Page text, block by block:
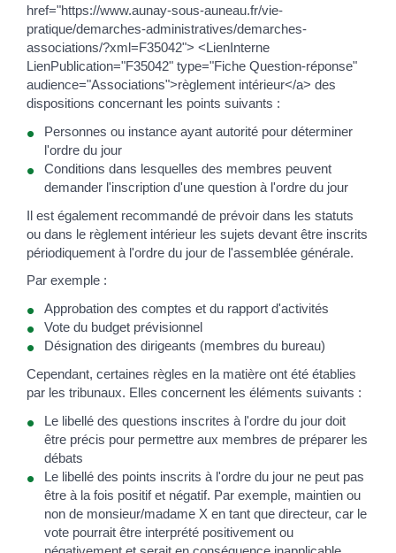
href="https://www.aunay-sous-auneau.fr/vie-
pratique/demarches-administratives/demarches-
associations/?xml=F35042"> <LienInterne
LienPublication="F35042" type="Fiche Question-réponse"
audience="Associations">règlement intérieur</a> des
dispositions concernant les points suivants :
Personnes ou instance ayant autorité pour déterminer
l'ordre du jour
Conditions dans lesquelles des membres peuvent
demander l'inscription d'une question à l'ordre du jour
Il est également recommandé de prévoir dans les statuts
ou dans le règlement intérieur les sujets devant être inscrits
périodiquement à l'ordre du jour de l'assemblée générale.
Par exemple :
Approbation des comptes et du rapport d'activités
Vote du budget prévisionnel
Désignation des dirigeants (membres du bureau)
Cependant, certaines règles en la matière ont été établies
par les tribunaux. Elles concernent les éléments suivants :
Le libellé des questions inscrites à l'ordre du jour doit
être précis pour permettre aux membres de préparer les
débats
Le libellé des points inscrits à l'ordre du jour ne peut pas
être à la fois positif et négatif. Par exemple, maintien ou
non de monsieur/madame X en tant que directeur, car le
vote pourrait être interprété positivement ou